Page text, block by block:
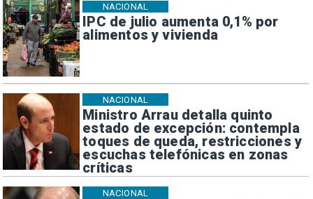
IPC de julio aumenta 0,1% por
alimentos y vivienda
NACIONAL
Ministro Arrau detalla quinto
estado de excepción: contempla
toques de queda, restricciones y
escuchas telefónicas en zonas
críticas
NACIONAL
NACIONAL